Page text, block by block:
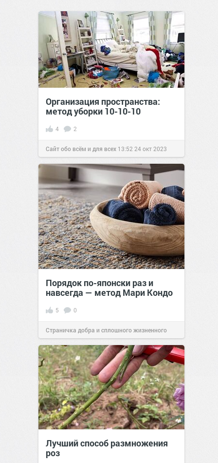
Организация пространства:
метод уборки 10-10-10
4 2
Сайт обо всём и для всех 13:52 24 окт 2023
Порядок по-японски раз и
навсегда — метод Мари Кондо
5 0
Страничка добра и сплошного жизненного
позитива!12:0621 май 2024
Лучший способ размножения
роз